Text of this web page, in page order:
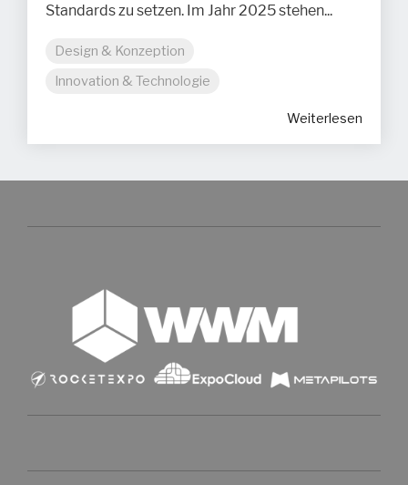
Standards zu setzen. Im Jahr 2025 stehen...
Design & Konzeption
Innovation & Technologie
Weiterlesen